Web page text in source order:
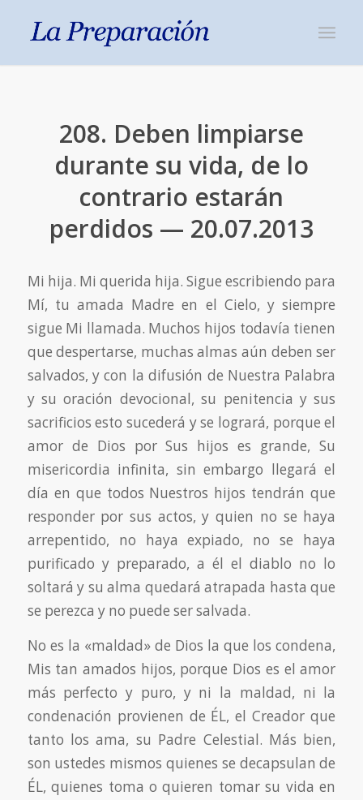
208. Deben limpiarse
durante su vida, de lo
contrario estarán
perdidos — 20.07.2013
Mi hija. Mi querida hija. Sigue escribiendo para
Mí, tu amada Madre en el Cielo, y siempre
sigue Mi llamada. Muchos hijos todavía tienen
que despertarse, muchas almas aún deben ser
salvados, y con la difusión de Nuestra Palabra
y su oración devocional, su penitencia y sus
sacrificios esto sucederá y se logrará, porque el
amor de Dios por Sus hijos es grande, Su
misericordia infinita, sin embargo llegará el
día en que todos Nuestros hijos tendrán que
responder por sus actos, y quien no se haya
arrepentido, no haya expiado, no se haya
purificado y preparado, a él el diablo no lo
soltará y su alma quedará atrapada hasta que
se perezca y no puede ser salvada.
No es la «maldad» de Dios la que los condena,
Mis tan amados hijos, porque Dios es el amor
más perfecto y puro, y ni la maldad, ni la
condenación provienen de ÉL, el Creador que
tanto los ama, su Padre Celestial. Más bien,
son ustedes mismos quienes se decapsulan de
ÉL, quienes toma o quieren tomar su vida en